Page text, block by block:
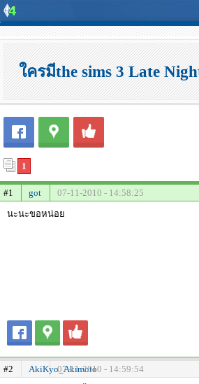
ใครมีthe sims 3 Late
1
#1 got
07-11-2010 - 14:58:25
นะนะขอหน่อย
#2 AkiKyo_Akimoto
07-11-2010 - 14:59:54